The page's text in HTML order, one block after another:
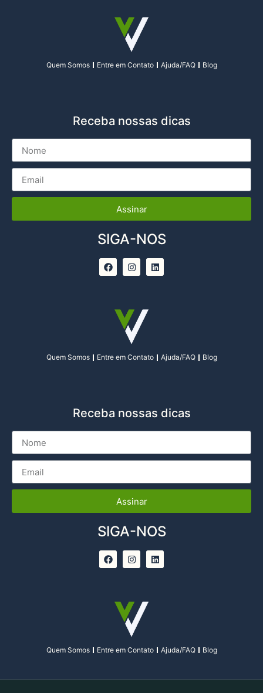
Quem Somos Entre em Contato Ajuda/FAQ Blog
Receba nossas dicas
Assinar
SIGA-NOS
Quem Somos Entre em Contato Ajuda/FAQ Blog
Receba nossas dicas
Assinar
SIGA-NOS
Quem Somos Entre em Contato Ajuda/FAQ Blog